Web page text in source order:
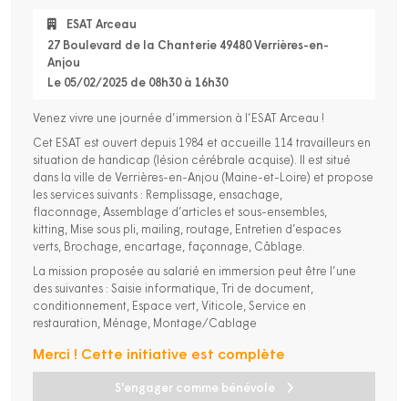
ESAT Arceau
27 Boulevard de la Chanterie 49480 Verrières-en-
Anjou
Le 05/02/2025 de 08h30 à 16h30
Venez vivre une journée d’immersion à l’ESAT Arceau !
Cet ESAT est ouvert depuis 1984 et accueille 114 travailleurs en
situation de handicap (lésion cérébrale acquise). Il est situé
dans la ville de Verrières-en-Anjou (Maine-et-Loire) et propose
les services suivants : Remplissage, ensachage,
flaconnage, Assemblage d’articles et sous-ensembles,
kitting, Mise sous pli, mailing, routage, Entretien d’espaces
verts, Brochage, encartage, façonnage, Câblage.
La mission proposée au salarié en immersion peut être l’une
des suivantes : Saisie informatique, Tri de document,
conditionnement, Espace vert, Viticole, Service en
restauration, Ménage, Montage/Cablage
S'engager comme bénévole
Merci ! Cette initiative est complète